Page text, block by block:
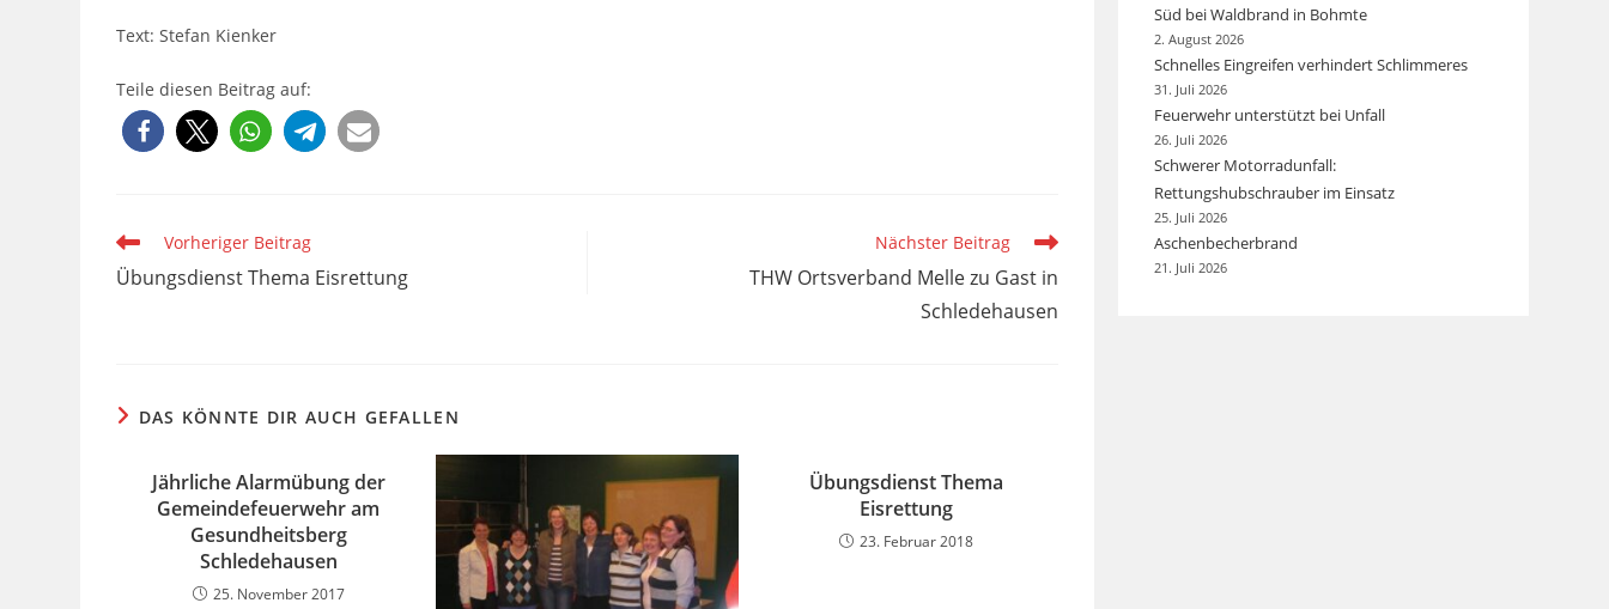
Text: Stefan Kienker
Teile diesen Beitrag auf:
Weitere
Artikel
ansehen
Vorheriger Beitrag
Übungsdienst Thema Eisrettung
Nächster Beitrag
THW Ortsverband Melle zu Gast in
Schledehausen
DAS KÖNNTE DIR AUCH GEFALLEN
Jährliche Alarmübung der
Gemeindefeuerwehr am
Gesundheitsberg
Schledehausen
25. November 2017
Übungsdienst Thema
Eisrettung
23. Februar 2018
Süd bei Waldbrand in Bohmte
2. August 2026
Schnelles Eingreifen verhindert Schlimmeres
31. Juli 2026
Feuerwehr unterstützt bei Unfall
26. Juli 2026
Schwerer Motorradunfall:
Rettungshubschrauber im Einsatz
25. Juli 2026
Aschenbecherbrand
21. Juli 2026